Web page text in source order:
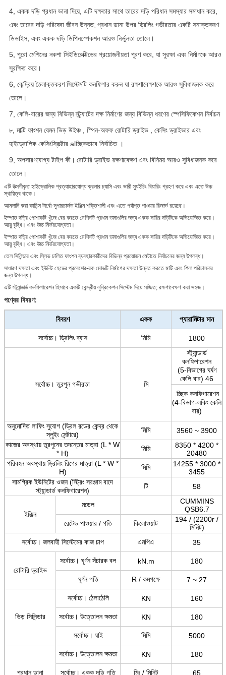
4, একক দড়ি প্রধান ডানা দিয়ে, এটি দক্ষতার সাথে তারের দড়ি পরিধান সমস্যার সমাধান করে,
এবং তারের দড়ি পরিষেবা জীবন উন্নত; প্রধান ডানা উপর ড্রিলিং গভীরতার একটি সনাক্তকরণ
ডিভাইস, এবং একক দড়ি ডিপিনস্পেকশন আরও নির্ভুলতা তোলে।
5, পুরো মেশিনের নকশা সিইডিরেক্টিভের প্রয়োজনীয়তা পূরণ করে, যা সুরক্ষা এবং নির্মাণকে আরও
সুরক্ষিত করে।
6, কেন্দ্রিয় তৈলাক্তকরণ সিস্টেমটি কনফিগার করুন যা রক্ষণাবেক্ষণকে আরও সুবিধাজনক করে
তোলে।
7, কেলি-বারের জন্য বিভিন্ন স্ট্র্যাটের দক্ষ নির্মাণের জন্য বিভিন্ন ধরণের স্পেসিফিকেশন নির্বাচন
৮, মাল্টি ফাংশন যেমন ভিড় উইঞ্চ স্পিন-অফফ রোটারি ড্রাইভ
কেসিং ড্রাইভার এবং
হাইড্রোলিক কেসিংস্কিল্টার alচ্ছিকভাবে নির্বাচিত।
9, অপসারণযোগ্য টাইপ কী। রোটারি ড্রাইভ রক্ষণাবেক্ষণ এবং বিনিময় আরও সুবিধাজনক করে
তোলে।
এটি উত্সর্গীকৃত হাইড্রোলিক প্রত্যাহারযোগ্য ক্রলার চ্যাসি এবং ভারী স্যুইচিং বিয়ারিং গ্রহণ করে এবং এতে উচ্চ
স্থায়িত্ব থাকে।
আমদানি করা কামিন্স টার্বো-সুপারচার্জড ইঞ্জিন শক্তিশালী এবং এতে পর্যাপ্ত পাওয়ার রিজার্ভ রয়েছে।
ইস্পাত দড়ির পোশাকটি খুঁজে বের করতে মেশিনটি প্রধান ডানাগুলির জন্য একক সারির দড়িটিকে অভিযোজিত করে।
আয়ু বৃদ্ধি। এবং উচ্চ নির্ভরযোগ্যতা।
ইস্পাত দড়ির পোশাকটি খুঁজে বের করতে মেশিনটি প্রধান ডানাগুলির জন্য একক সারির দড়িটিকে অভিযোজিত করে।
আয়ু বৃদ্ধি। এবং উচ্চ নির্ভরযোগ্যতা।
তেল সিলিন্ডার এবং স্লিভ চালিত ফাংশন ব্যবহারকারীদের বিভিন্ন প্রয়োজন মেটাতে নির্বাচনের জন্য উপলব্ধ।
সাধারণ দক্ষতা এবং ইউনিট হেডের প্রবেশের-রক মোডটি নির্মাণের দক্ষতা উন্নত করতে মাটি এবং শিলা পরিচালনার
জন্য উপলব্ধ।
এটি স্ট্যান্ডার্ড কনফিগারেশন হিসাবে একটি কেন্দ্রীয় লুব্রিকেশন সিস্টেম দিয়ে সজ্জিত; রক্ষণাবেক্ষণ করা সহজ।
পণ্যের বিবরণ:
বিবরণ একক প্যারামিটার মান
সর্বোচ্চ। ড্রিলিং ব্যাস মিমি 1800
সর্বোচ্চ। তুরপুন গভীরতা মি
স্ট্যান্ডার্ড
কনফিগারেশন
(5-বিভাগের ঘর্ষণ
কেলি বার) 46
.চ্ছিক কনফিগারেশন
(4-বিভাগ-লকিং কেলি
বার)
অনুমোদিত লাফিং সুযোগ (ড্রিল রডের কেন্দ্র থেকে
স্লুইং সেন্টারে)
মিমি
3560 ~ 3900
কাজের অবস্থায় তুরপুনের তদন্তের মাত্রা (L * W
* H)
মিমি
8350 * 4200 *
20480
পরিবহন অবস্থায় ড্রিলিং রিগের মাত্রা (L * W *
H)
মিমি
14255 * 3000 *
3455
সামগ্রিক ইউনিটের ওজন (স্ট্রিং সরঞ্জাম বাদে
স্ট্যান্ডার্ড কনফিগারেশন)
টি 58
ইঞ্জিন
মডেল
CUMMINS
QSB6.7
রেটেড পাওয়ার / গতি
কিলোওয়াট
194 / (2200r /
মিনিট)
সর্বোচ্চ। জলবাহী সিস্টেমের কাজ চাপ এমপিএ 35
রোটারি ড্রাইভ
সর্বোচ্চ। ঘূর্ণন সঁচারক বল kN.m 180
ঘূর্ণন গতি R / কমপক্ষে 7 ~ 27
ভিড় সিলিন্ডার
সর্বোচ্চ। ঠেলাঠেলি KN 160
সর্বোচ্চ। উত্তোলন ক্ষমতা KN 180
সর্বোচ্চ। ঘাই মিমি 5000
প্রধান ডানা
সর্বোচ্চ। উত্তোলন ক্ষমতা KN 180
সর্বোচ্চ। একক দড়ি গতি মিঃ / মিনিট 65